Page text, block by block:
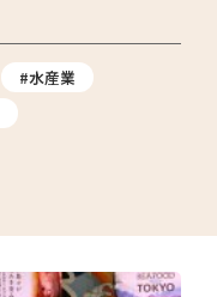
#水産業